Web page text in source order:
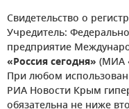
Свидетельство о
Учредитель:
предприятие
«Россия сегодня» (МИА
При любом
РИА Новости Крым